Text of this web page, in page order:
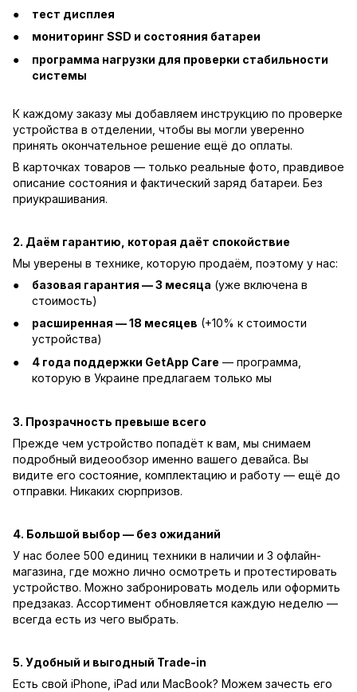
тест дисплея
мониторинг SSD и состояния батареи
программа нагрузки для проверки стабильности
системы
К каждому заказу мы добавляем инструкцию по проверке
устройства в отделении, чтобы вы могли уверенно
принять окончательное решение ещё до оплаты.
В карточках товаров — только реальные фото, правдивое
описание состояния и фактический заряд батареи. Без
приукрашивания.
2. Даём гарантию, которая даёт спокойствие
Мы уверены в технике, которую продаём, поэтому у нас:
базовая гарантия — 3 месяца (уже включена в
стоимость)
расширенная — 18 месяцев (+10% к стоимости
устройства)
4 года поддержки GetApp Care — программа,
которую в Украине предлагаем только мы
3. Прозрачность превыше всего
Прежде чем устройство попадёт к вам, мы снимаем
подробный видеообзор именно вашего девайса. Вы
видите его состояние, комплектацию и работу — ещё до
отправки. Никаких сюрпризов.
4. Большой выбор — без ожиданий
У нас более 500 единиц техники в наличии и 3 офлайн-
магазина, где можно лично осмотреть и протестировать
устройство. Можно забронировать модель или оформить
предзаказ. Ассортимент обновляется каждую неделю —
всегда есть из чего выбрать.
5. Удобный и выгодный Trade-in
Есть свой iPhone, iPad или MacBook? Можем зачесть его